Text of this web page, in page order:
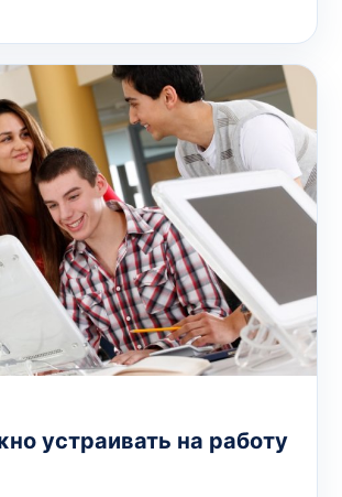
устраивать на работу